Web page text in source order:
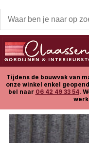
Tijdens de bouwvak van
onze winkel enkel
bel naar 06 42 49 33 54.